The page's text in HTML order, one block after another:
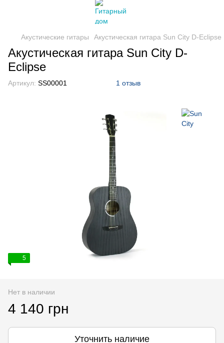
Акустические гитары Акустическая гитара Sun City D-Eclipse
Акустическая гитара Sun City D-
Eclipse
Артикул: SS00001 1 отзыв
5
Нет в наличии
4 140 грн
Уточнить наличие